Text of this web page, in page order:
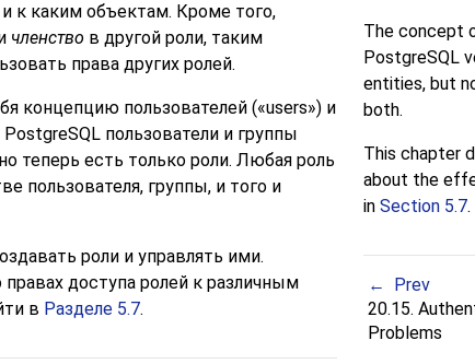
к каким объектам. Кроме того,
членство в другой роли, таким
права других ролей.
концепцию пользователей («users») и
PostgreSQL пользователи и группы
теперь есть только роли. Любая роль
пользователя, группы, и того и
роли и управлять ими.
доступа ролей к различным
в Разделе 5.7.
The concept
PostgreSQL
entities, but
both.
This chapter
about the
in Section 5.7.
Prev
20.15.
Problems